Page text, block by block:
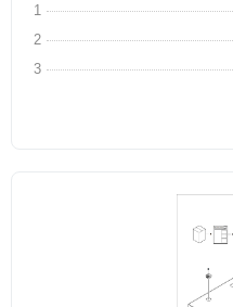
1
2
3